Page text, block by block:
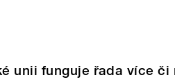
unii funguje řada více